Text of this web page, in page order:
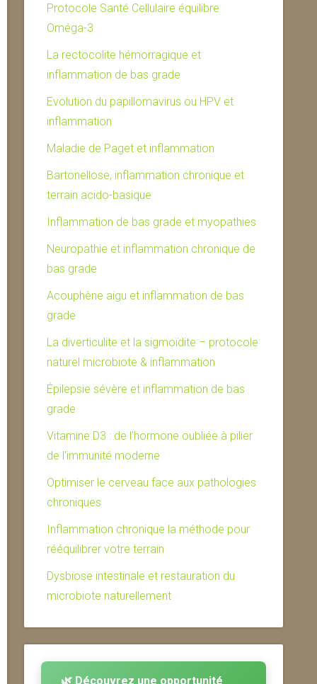
Protocole Santé Cellulaire équilibre
Oméga-3
La rectocolite hémorragique et
inflammation de bas grade
Evolution du papillomavirus ou HPV et
inflammation
Maladie de Paget et inflammation
Bartonellose, inflammation chronique et
terrain acido-basique
Inflammation de bas grade et myopathies
Neuropathie et inflammation chronique de
bas grade
Acouphène aigu et inflammation de bas
grade
La diverticulite et la sigmoïdite – protocole
naturel microbiote & inflammation
Épilepsie sévère et inflammation de bas
grade
Vitamine D3 : de l’hormone oubliée à pilier
de l’immunité moderne
Optimiser le cerveau face aux pathologies
chroniques
Inflammation chronique la méthode pour
rééquilibrer votre terrain
Dysbiose intestinale et restauration du
microbiote naturellement
🌿 Découvrez une opportunité